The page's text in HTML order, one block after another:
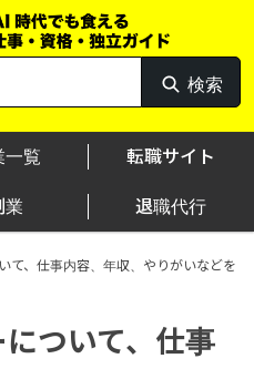
検索
検
索
一覧 転職サイト
業 退職代行
て、仕事内容、年収、やりがいなどを
ついて、仕事